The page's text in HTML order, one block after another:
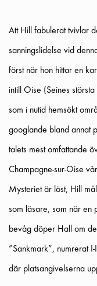
Att Hill fabulerat tvivlar
sanningslidelse vid
först när hon hittar en
intill Oise (Seines
som i nutid hemsökt
googlande bland annat
talets mest omfattande
Champagne-sur-Oise
Mysteriet är löst, Hill
som läsare, som när en
bevåg döper Hall om
”Sankmark”, numrerat
där platsangivelserna